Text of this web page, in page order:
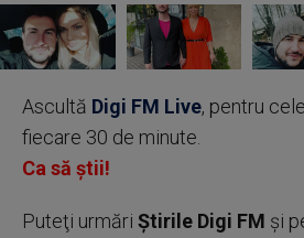
Ascultă Digi FM Live, pentru
fiecare 30 de minute.
Ca să știi!
Puteţi urmări Știrile Digi FM şi